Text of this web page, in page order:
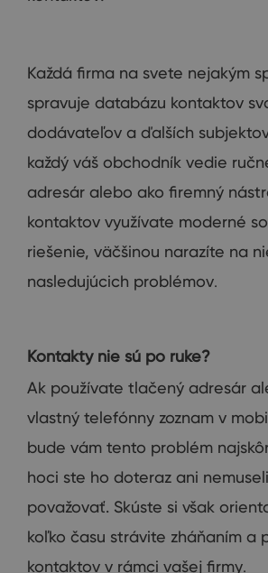
Každá firma na svete nejakým
spravuje databázu kontaktov
dodávateľov a ďalších subjektov
každý váš obchodník vedie
adresár alebo ako firemný
kontaktov využívate moderné
riešenie, väčšinou narazíte na
nasledujúcich problémov.
Kontakty nie sú po ruke?
Ak používate tlačený adresár
vlastný telefónny zoznam v
bude vám tento problém
hoci ste ho doteraz ani nemuseli
považovať. Skúste si však
koľko času strávite zháňaním a
kontaktov v rámci vašej firmy.